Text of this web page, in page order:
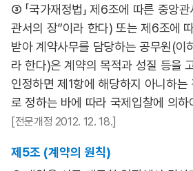
③ 「국가재정법」 제6조에 따른 중앙
관서의 장”이라 한다) 또는 제6조에
받아 계약사무를 담당하는 공무원(이
라 한다)은 계약의 목적과 성질 등을
인정하면 제1항에 해당하지 아니하는
로 정하는 바에 따라 국제입찰에 의하
[전문개정 2012. 12. 18.]
제5조 (계약의 원칙)